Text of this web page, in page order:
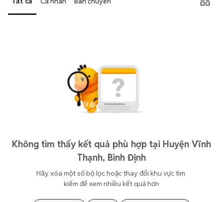
Không tìm thấy kết quả phù hợp tại Huyện Vĩnh
Thạnh, Bình Định
Hãy xóa một số bộ lọc hoặc thay đổi khu vực tìm
kiếm để xem nhiều kết quả hơn